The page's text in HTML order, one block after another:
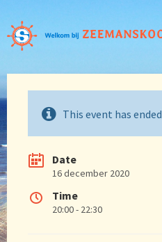
This event has ended
Date
16 december 2020
Time
20:00 - 22:30